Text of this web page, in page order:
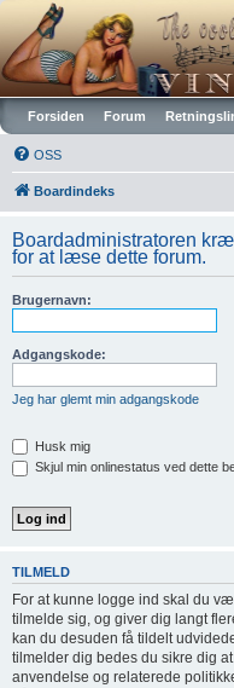
Vintagehifi.dk
Forsiden Forum
OSS
Boardindeks
Boardadministratoren
for at læse dette forum.
Brugernavn:
Adgangskode:
Jeg har glemt min adgangskode
Husk mig
Skjul min onlinestatus ved dette
TILMELD
For at kunne logge ind skal du
tilmelde sig, og giver dig langt
kan du desuden få tildelt
tilmelder dig bedes du sikre dig
anvendelse og relaterede